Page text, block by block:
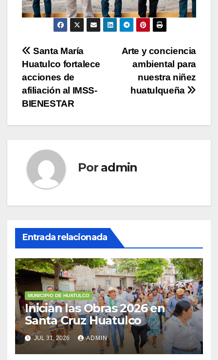
Navegación
de
entradas
Arte y conciencia
ambiental para
nuestra niñez
huatulqueña
Santa María
Huatulco fortalece
acciones de
afiliación al IMSS-
BIENESTAR
Por admin
Entrada relacionada
MUNICIPIO DE HUATULCO
Inician las Obras 2026 en
Santa Cruz Huatulco
JUL 31, 2026 ADMIN